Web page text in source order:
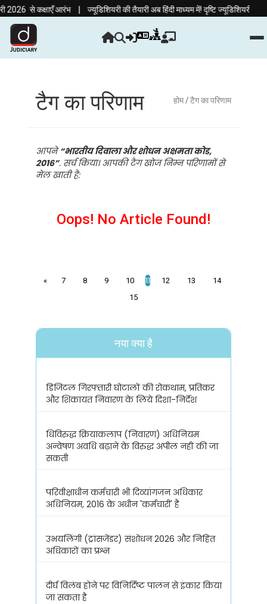
से कक्षाएँ आरंभ| ज्यूडिशियरी की तैयारी अब हिंदी माध्यम में! दृष्टि
टैग का परिणाम होम/ टैग का परिणाम
आपने“भारतीय दिवाला और शोधन अक्षमता कोड,
2016”. सर्च किया। आपकी टैग खोज निम्न परिणामों से
मेल खाती है:
Oops! No Article Found!
« 7 8 9 10 11 12 13
14
15
नया क्या है
डिजिटल गिरफ्तारी घोटालों की रोकथाम, प्रतिकर
और शिकायत निवारण के लिये दिशा-निर्देश
धिविरुद्ध क्रियाकलाप (निवारण) अधिनियम
अन्वेषण अवधि बढ़ाने के विरुद्ध अपील नहीं की जा
सकती
परिवीक्षाधीन कर्मचारी भी दिव्यांगजन अधिकार
अधिनियम, 2016 के अधीन 'कर्मचारी' है
उभयलिंगी (ट्रांसजेंडर) संशोधन 2026 और निहित
अधिकारों का प्रश्न
दीर्घ विलंब होने पर विनिर्दिष्ट पालन से इंकार किया
जा सकता है